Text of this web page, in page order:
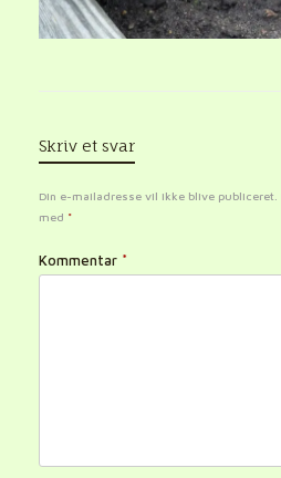
Skriv et svar
Din e-mailadresse vil ikke blive publiceret.
med *
Kommentar *